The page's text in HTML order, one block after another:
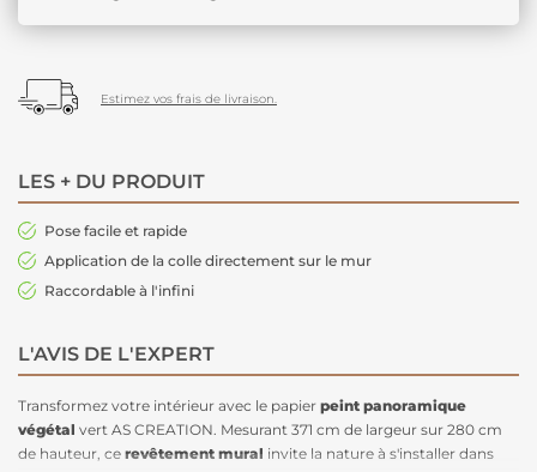
Estimez vos frais de livraison.
LES + DU PRODUIT
Pose facile et rapide
Application de la colle directement sur le mur
Raccordable à l'infini
L'AVIS DE L'EXPERT
Transformez votre intérieur avec le papier peint panoramique
végétal vert AS CREATION. Mesurant 371 cm de largeur sur 280 cm
de hauteur, ce revêtement mural invite la nature à s'installer dans